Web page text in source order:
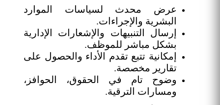
عرض محدث لسياسات الموارد
البشرية والإجراءات.
إرسال التنبيهات والإشعارات الإدارية
بشكل مباشر للموظف.
إمكانية تتبع تقدم الأداء والحصول على
تقارير مخصصة.
وضوح تام في الحقوق، الحوافز،
ومسارات الترقية.